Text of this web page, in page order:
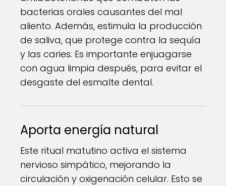
bacterias orales causantes del mal
aliento. Además, estimula la producción
de saliva, que protege contra la sequía
y las caries. Es importante enjuagarse
con agua limpia después, para evitar el
desgaste del esmalte dental.
Aporta energía natural
Este ritual matutino activa el sistema
nervioso simpático, mejorando la
circulación y oxigenación celular. Esto se